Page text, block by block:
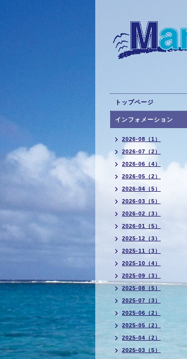
トップページ
インフォメーション
2026-08（1）
2026-07（2）
2026-06（4）
2026-05（2）
2026-04（5）
2026-03（5）
2026-02（3）
2026-01（5）
2025-12（3）
2025-11（3）
2025-10（4）
2025-09（3）
2025-08（5）
2025-07（3）
2025-06（2）
2025-05（2）
2025-04（2）
2025-03（5）